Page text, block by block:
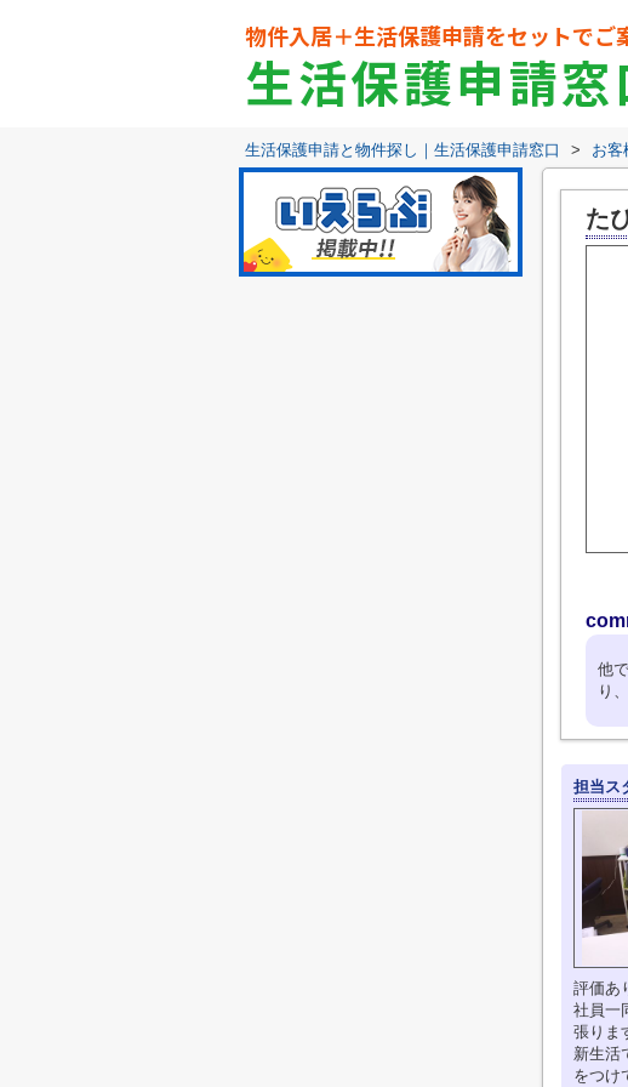
物件入居＋生活保護申請をセットでご
生活保護申請窓
生活保護申請と物件探し｜生活保護申請窓口 > お客
た
他
り
担当ス
評価あ
社員一
張りま
新生活
をつけ